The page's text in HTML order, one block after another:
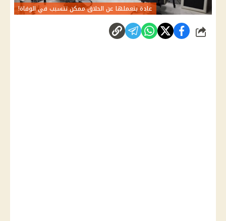
عادة بتعملها عن الحلاق ممكن تتسبب في الوفاة!
شارك